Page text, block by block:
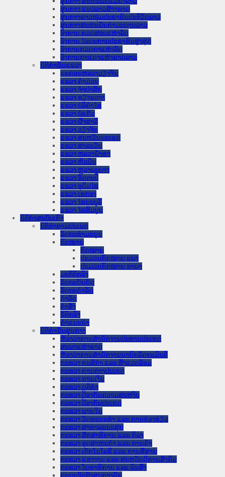
ສູນກາງ ແນວລາວສ້າງຊາດ
ສູນກາງຊາວໜຸ່ມປະຊາຊົນປະຕິວັດລາວ
ສູນກາງສະຫະພັນກຳມະບານລາວ
ອົງການ ກວດສອບແຫ່ງລັດ
ອົງການ ໄອຍະການປະຊາຊົນສູງສຸດ
ອົງການກວດກາແຫ່ງລັດ
ອົງການກາແດງແຫ່ງຊາດລາວ
ນິຕິກໍາຂັ້ນແຂວງ
ນະ​ຄອນ​ຫລວງວຽງຈັນ
ແຂວງ ຄໍາມ່ວນ
ແຂວງ ຈໍາປາສັກ
ແຂວງ ຊຽງຂວາງ
ແຂວງ ບໍລິຄໍາໄຊ
ແຂວງ ບໍ່ແກ້ວ
ແຂວງ ຜົ້ງສາລີ
ແຂວງ ວຽງຈັນ
ແຂວງ ສະຫວັນນະເຂດ
ແຂວງ ສາລະວັນ
ແຂວງ ຫລວງນໍ້າທາ
ແຂວງ ຫົວພັນ
ແຂວງ ຫຼວງພະບາງ
ແຂວງ ອັດຕະປື
ແຂວງ ອຸດົມໄຊ
ແຂວງ ເຊກອງ
ແຂວງ ໄຊຍະບູລີ
ແຂວງ ໄຊສົມບູນ
ນິຕິກໍາສະບັບເກົ່າ
ນິຕິກຳຕາມປະເພດ
ລັດຖະທໍາມະນູນ
ກົດໝາຍ
ກົດໝາຍ
ປະມວນກົດໝາຍ ແພ່ງ
ປະມວນກົດໝາຍ ອາຍາ
ມະຕິຕົກລົງ
ລັດຖະບັນຍັດ
ລັດຖະດໍາລັດ
ດໍາລັດ
ຄໍາສັ່ງ
ຂໍ້ຕົກລົງ
ຄໍາແນະນໍາ
ນິຕິກໍາຂັ້ນສູນກາງ
ຫ້ອງວ່າການສໍານັກງານປະທານປະເທດ
ສະພາແຫ່ງຊາດ
ຫ້ອງວ່າການສຳນັກງານນາຍົກລັດຖະມົນຕີ
ກະຊວງ ກະສິກຳ ແລະ ສິ່ງແວດລ້ອມ
ກະຊວງ ການຕ່າງປະເທດ
ກະຊວງ ການເງິນ
ກະຊວງ ຍຸຕິທໍາ
ກະຊວງ ປ້ອງກັນຄວາມສະຫງົບ
ກະຊວງ ປ້ອງກັນປະເທດ
ກະຊວງ ພາຍໃນ
ກະຊວງ ວັດທະນະທຳ ແລະ ການທ່ອງທ່ຽວ
ກະຊວງ ສາທາລະນະສຸກ
ກະຊວງ ສຶກສາທິການ ແລະ ກິລາ
ກະຊວງ ອຸດສາຫະກຳ ແລະ ການຄ້າ
ກະຊວງ ເຕັກໂນໂລຊີ ແລະ ການສື່ສານ
ກະຊວງ ແຮງງານ ແລະ ສະຫວັດດີການສັງຄົມ
ກະຊວງ ໂຍທາທິການ ແລະ ຂົນສົ່ງ
ຄະນະຈັດຕັ້ງສູນກາງພັກ